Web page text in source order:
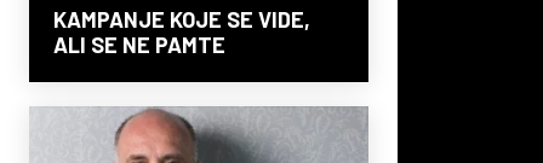
KAMPANJE KOJE SE VIDE,
ALI SE NE PAMTE